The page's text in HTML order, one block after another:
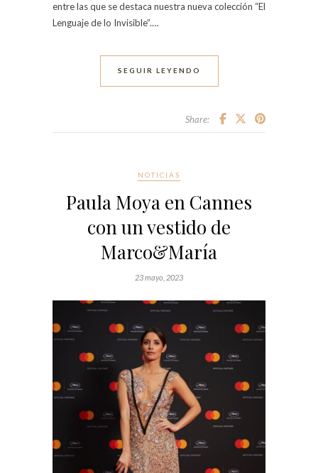
entre las que se destaca nuestra nueva colección “El
Lenguaje de lo Invisible”.…
SEGUIR LEYENDO
Share:
NOTICIAS
Paula Moya en Cannes
con un vestido de
Marco&María
23 mayo, 2023